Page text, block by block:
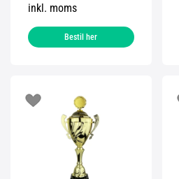
inkl. moms
Bestil her